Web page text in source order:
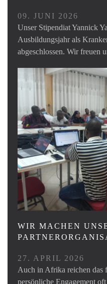
09. JUNI 2026
Unser Stipendiat Yannick
Ausbildungsjahr als
abgeschlossen. Wir freuen
WIR MACHEN
27. APRIL 2026
Auch in Afrika reichen das
persönliche Engagement